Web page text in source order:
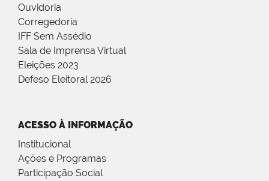
Ouvidoria
Corregedoria
IFF Sem Assédio
Sala de Imprensa Virtual
Eleições 2023
Defeso Eleitoral 2026
ACESSO À INFORMAÇÃO
Institucional
Ações e Programas
Participação Social